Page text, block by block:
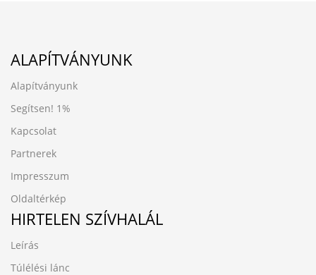
ALAPÍTVÁNYUNK
Alapítványunk
Segítsen! 1%
Kapcsolat
Partnerek
Impresszum
Oldaltérkép
HIRTELEN SZÍVHALÁL
Leírás
Túlélési lánc